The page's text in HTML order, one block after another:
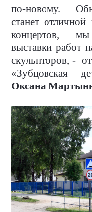
по-новому.
станет
концертов,
выставки работ
скульпторов, -
«Зубцовская
Оксана